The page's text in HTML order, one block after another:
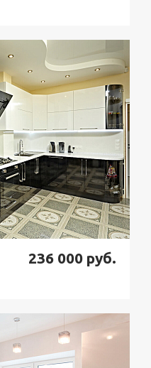
Узнать стоимость
236 000 руб.
Узнать стоимость